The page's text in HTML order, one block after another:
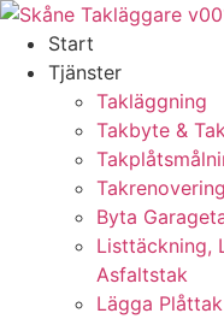
Skip
content
Start
Tjänster
Takläggning
Takbyte &
Takrenovering
Byta
Listtäckning,
Asfaltstak
Lägga Plåttak